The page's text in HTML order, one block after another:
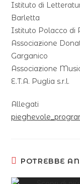
Istituto di
Barletta
Istituto Polacco di
Associazione
Garganico
Associazione
E.T.A. Puglia s.r.l.
Allegati
POTREBBE